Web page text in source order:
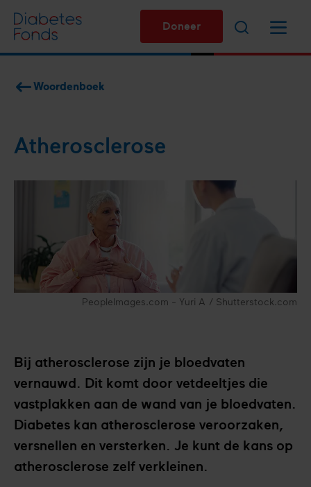
naar
de
gaan
Doneer
Woordenboek
Athero­sclerose
PeopleImages.com - Yuri A / Shutterstock.com
Bij atherosclerose zijn je bloedvaten
vernauwd. Dit komt door vetdeeltjes die
vastplakken aan de wand van je bloedvaten.
Diabetes kan atherosclerose veroorzaken,
versnellen en versterken. Je kunt de kans op
atherosclerose zelf verkleinen.